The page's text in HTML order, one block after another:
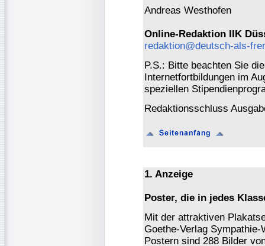
Andreas Westhofen
Online-Redaktion IIK
redaktion@deutsch-als-
P.S.: Bitte beachten Sie
Internetfortbildungen im
speziellen
Redaktionsschluss
1. Anzeige
Poster, die in jedes
Mit der attraktiven
Goethe-Verlag
Postern sind 288 Bilder